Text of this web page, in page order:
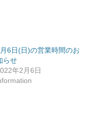
6日(日)の営業時間のお
らせ
年2月6日